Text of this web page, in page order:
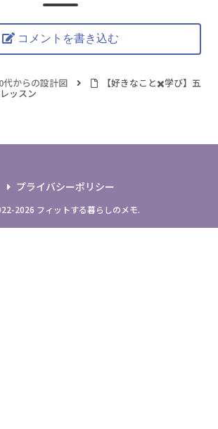
コメントを書き込む
代からの設計図 【好きなこと✖️学び】五
ッスン
プライバシーポリシー
2026 フィットする暮らしのメモ.